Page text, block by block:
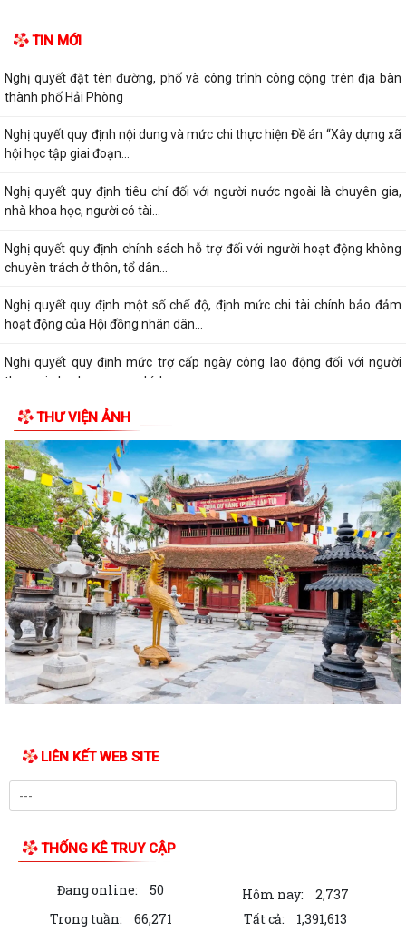
TIN MỚI
Nghị quyết đặt tên đường, phố và công trình công cộng trên địa bàn
thành phố Hải Phòng
Nghị quyết quy định nội dung và mức chi thực hiện Đề án “Xây dựng xã
hội học tập giai đoạn...
Nghị quyết quy định tiêu chí đối với người nước ngoài là chuyên gia,
nhà khoa học, người có tài...
Nghị quyết quy định chính sách hỗ trợ đối với người hoạt động không
chuyên trách ở thôn, tổ dân...
Nghị quyết quy định một số chế độ, định mức chi tài chính bảo đảm
hoạt động của Hội đồng nhân dân...
Nghị quyết quy định mức trợ cấp ngày công lao động đối với người
tham gia lực lượng xung kích...
THƯ VIỆN ẢNH
LIÊN KẾT WEB SITE
THỐNG KÊ TRUY CẬP
Đang online: 50 Hôm nay:
2,737
Trong tuần:
66,271 Tất cả: 1,391,613